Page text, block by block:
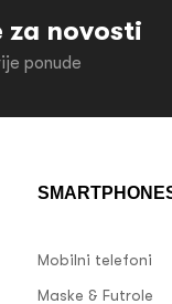
za novosti
ponude
Mobilni telefoni
Maske & Futrole